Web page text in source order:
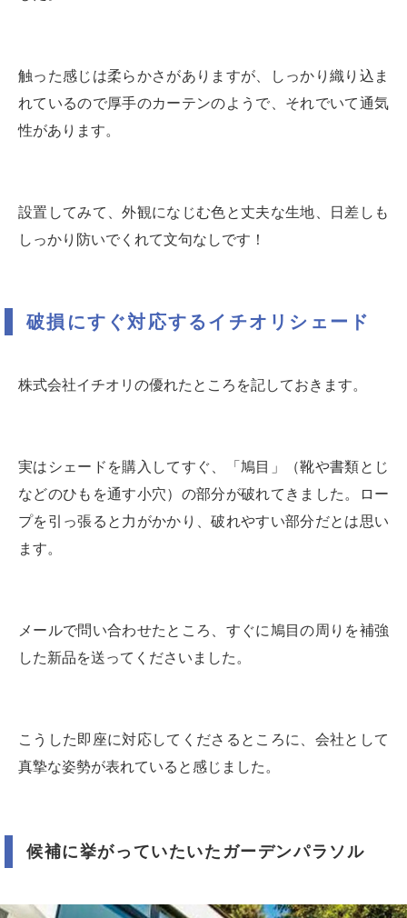
触った感じは柔らかさがありますが、しっかり織り込ま
れているので厚手のカーテンのようで、それでいて通気
性があります。
設置してみて、外観になじむ色と丈夫な生地、日差しも
しっかり防いでくれて文句なしです！
破損にすぐ対応するイチオリシェード
株式会社イチオリの優れたところを記しておきます。
実はシェードを購入してすぐ、「鳩目」（靴や書類とじ
などのひもを通す小穴）の部分が破れてきました。ロー
プを引っ張ると力がかかり、破れやすい部分だとは思い
ます。
メールで問い合わせたところ、すぐに鳩目の周りを補強
した新品を送ってくださいました。
こうした即座に対応してくださるところに、会社として
真摯な姿勢が表れていると感じました。
候補に挙がっていたいたガーデンパラソル